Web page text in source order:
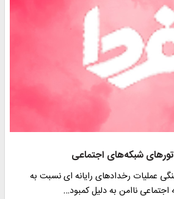
شبکه‌های اجتماعی
عملیات رخدادهای رایانه ای نسبت به
ناامن به دلیل کمبود…